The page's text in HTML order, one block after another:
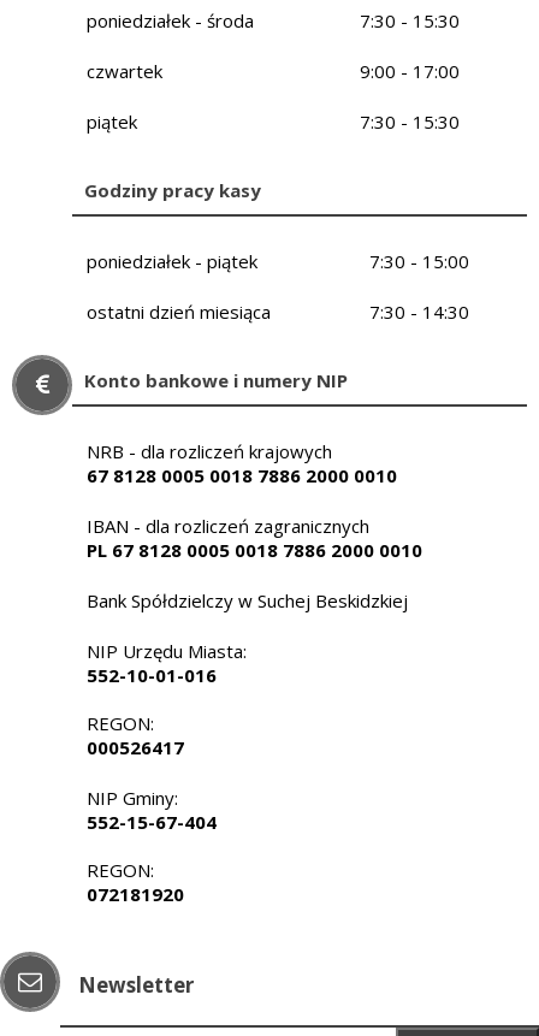
poniedziałek - środa 7:30 - 15:30
czwartek 9:00 - 17:00
piątek 7:30 - 15:30
Godziny pracy kasy
poniedziałek - piątek 7:30 - 15:00
ostatni dzień miesiąca 7:30 - 14:30
Konto bankowe i numery NIP
NRB - dla rozliczeń krajowych
67 8128 0005 0018 7886 2000 0010
IBAN - dla rozliczeń zagranicznych
PL 67 8128 0005 0018 7886 2000 0010
Bank Spółdzielczy w Suchej Beskidzkiej
NIP Urzędu Miasta:
552-10-01-016
REGON:
000526417
NIP Gminy:
552-15-67-404
REGON:
072181920
Newsletter